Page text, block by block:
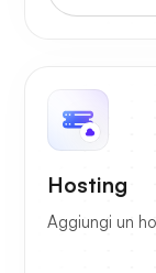
Hosting
Aggiungi un